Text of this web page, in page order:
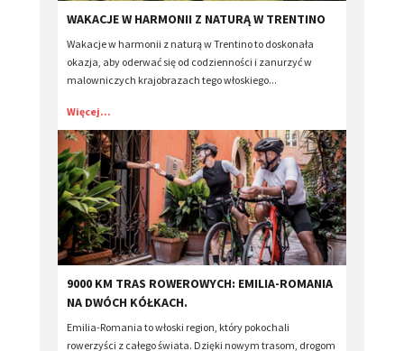
​WAKACJE W HARMONII Z NATURĄ W TRENTINO
Wakacje w harmonii z naturą w Trentino to doskonała
okazja, aby oderwać się od codzienności i zanurzyć w
malowniczych krajobrazach tego włoskiego...
Więcej...
​9000 KM TRAS ROWEROWYCH: EMILIA-ROMANIA
NA DWÓCH KÓŁKACH.
Emilia-Romania to włoski region, który pokochali
rowerzyści z całego świata. Dzięki nowym trasom, drogom